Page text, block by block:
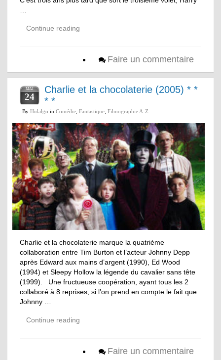
…
Continue reading
Faire un commentaire
MAI
24
Charlie et la chocolaterie (2005) * *
* *
By Hidalgo in Comédie, Fantastique, Filmographie A-Z
Charlie et la chocolaterie marque la quatrième
collaboration entre Tim Burton et l’acteur Johnny Depp
après Edward aux mains d’argent (1990), Ed Wood
(1994) et Sleepy Hollow la légende du cavalier sans tête
(1999). Une fructueuse coopération, ayant tous les 2
collaboré à 8 reprises, si l’on prend en compte le fait que
Johnny …
Continue reading
Faire un commentaire